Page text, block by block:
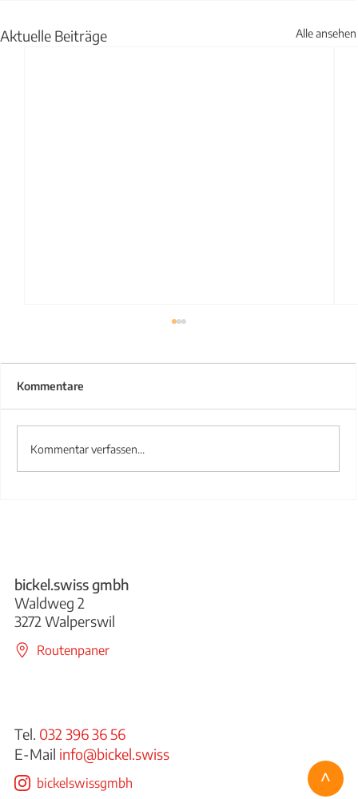
Aktuelle Beiträge Alle ansehen
Treppengeländer aus Stahl
Kommentare
Kommentar verfassen...
bickel.swiss gmbh
Waldweg 2
3272 Walperswil
Routenpaner
Tel. 032 396 36 56
E-Mail info@bickel.swiss
bickelswissgmbh ^